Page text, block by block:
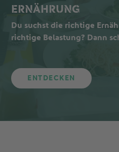
ERNÄHRUNG
Du suchst die richtige
richtige Belastung? Dann
ENTDECKEN